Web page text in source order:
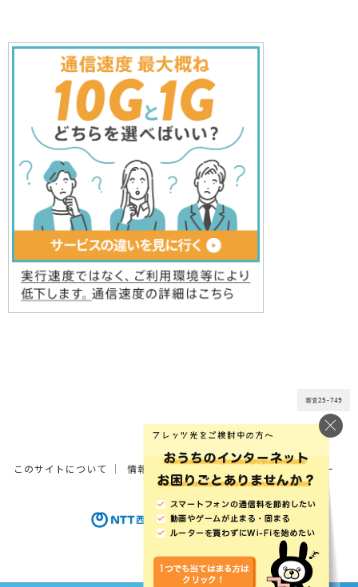
審査25-749
このサイトについて 情報の外部送信について サイトポリシー